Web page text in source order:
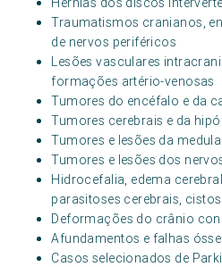
Traumatismos cranianos,
de nervos periféricos
Lesões vasculares
formações artério-venosas
Tumores do encéfalo e da
Tumores cerebrais e da
Tumores e lesões da
Tumores e lesões dos
Hidrocefalia, edema
parasitoses cerebrais, cistos
Deformações do crânio
Afundamentos e falhas
Casos selecionados de